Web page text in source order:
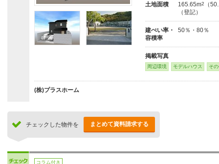
土地面積 165.65m2
（
（登記）
建ぺい率・
容積率
50％・80％
掲載写真
周辺環境 モデルハウス そ
(株)プラスホーム
チェックした物件を まとめて資料請求する
コラム付き